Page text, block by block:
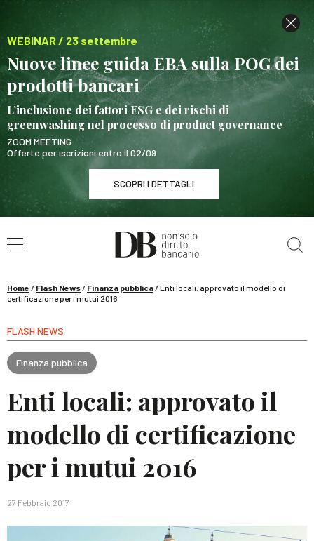
WEBINAR / 23 settembre
Nuove linee guida EBA sulla POG dei
prodotti bancari
L’inclusione dei fattori ESG e dei rischi di
greenwashing nel processo di product governance
ZOOM MEETING
Offerte per iscrizioni entro il 02/09
SCOPRI I DETTAGLI
WEBINAR / 23 settembre
Nuove linee guida EBA sulla POG dei prodotti
SCOPRI I DETTAGLI
Home / Flash News/ Finanza pubblica/Enti locali: approvato il modello di
certificazione per i mutui 2016
FLASH NEWS
Finanza pubblica
Enti locali: approvato il
modello di certificazione
per i mutui 2016
27 Febbraio 2017